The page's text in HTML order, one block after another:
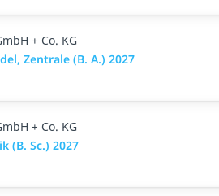
+ Co. KG
Zentrale (B. A.) 2027
+ Co. KG
(B. Sc.) 2027